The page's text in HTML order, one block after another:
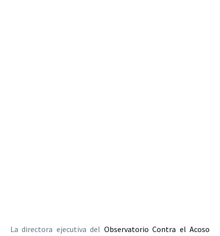
La directora ejecutiva del Observatorio Contra el Acoso